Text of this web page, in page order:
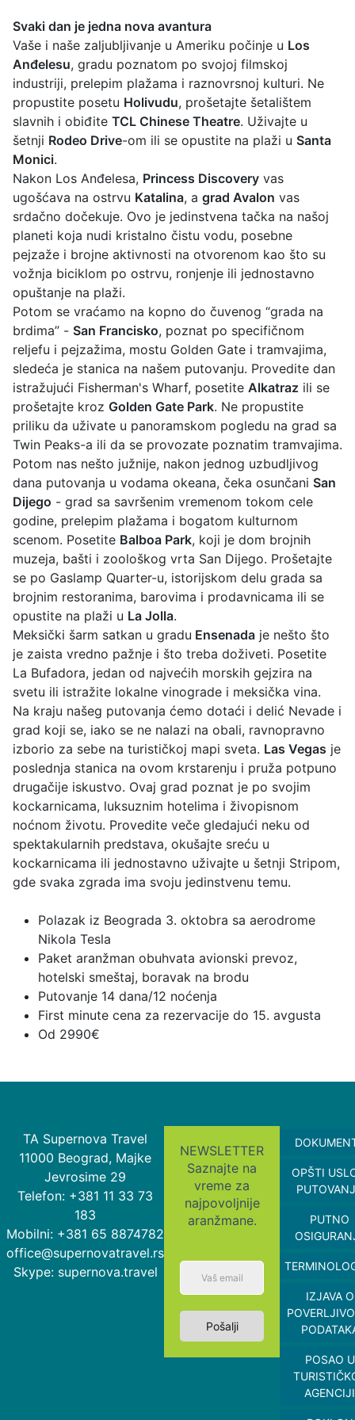
Svaki dan je jedna nova avantura
Vaše i naše zaljubljivanje u Ameriku počinje u Los
Anđelesu, gradu poznatom po svojoj filmskoj
industriji, prelepim plažama i raznovrsnoj kulturi. Ne
propustite posetu Holivudu, prošetajte šetalištem
slavnih i obiđite TCL Chinese Theatre. Uživajte u
šetnji Rodeo Drive-om ili se opustite na plaži u Santa
Monici.
Nakon Los Anđelesa, Princess Discovery vas
ugošćava na ostrvu Katalina, a grad Avalon vas
srdačno dočekuje. Ovo je jedinstvena tačka na našoj
planeti koja nudi kristalno čistu vodu, posebne
pejzaže i brojne aktivnosti na otvorenom kao što su
vožnja biciklom po ostrvu, ronjenje ili jednostavno
opuštanje na plaži.
Potom se vraćamo na kopno do čuvenog “grada na
brdima” - San Francisko, poznat po specifičnom
reljefu i pejzažima, mostu Golden Gate i tramvajima,
sledeća je stanica na našem putovanju. Provedite dan
istražujući Fisherman's Wharf, posetite Alkatraz ili se
prošetajte kroz Golden Gate Park. Ne propustite
priliku da uživate u panoramskom pogledu na grad sa
Twin Peaks-a ili da se provozate poznatim tramvajima.
Potom nas nešto južnije, nakon jednog uzbudljivog
dana putovanja u vodama okeana, čeka osunčani San
Dijego - grad sa savršenim vremenom tokom cele
godine, prelepim plažama i bogatom kulturnom
scenom. Posetite Balboa Park, koji je dom brojnih
muzeja, bašti i zoološkog vrta San Dijego. Prošetajte
se po Gaslamp Quarter-u, istorijskom delu grada sa
brojnim restoranima, barovima i prodavnicama ili se
opustite na plaži u La Jolla.
Meksički šarm satkan u gradu Ensenada je nešto što
je zaista vredno pažnje i što treba doživeti. Posetite
La Bufadora, jedan od najvećih morskih gejzira na
svetu ili istražite lokalne vinograde i meksička vina.
Na kraju našeg putovanja ćemo dotaći i delić Nevade i
grad koji se, iako se ne nalazi na obali, ravnopravno
izborio za sebe na turističkoj mapi sveta. Las Vegas je
poslednja stanica na ovom krstarenju i pruža potpuno
drugačije iskustvo. Ovaj grad poznat je po svojim
kockarnicama, luksuznim hotelima i živopisnom
noćnom životu. Provedite veče gledajući neku od
spektakularnih predstava, okušajte sreću u
kockarnicama ili jednostavno uživajte u šetnji Stripom,
gde svaka zgrada ima svoju jedinstvenu temu.
Polazak iz Beograda 3. oktobra sa aerodrome
Nikola Tesla
Paket aranžman obuhvata avionski prevoz,
hotelski smeštaj, boravak na brodu
Putovanje 14 dana/12 noćenja
First minute cena za rezervacije do 15. avgusta
Od 2990€
TA Supernova Travel
11000 Beograd, Majke
Jevrosime 29
Telefon: +381 11 33 73
183
Mobilni: +381 65 8874782
office@supernovatravel.rs
Skype: supernova.travel
NEWSLETTER
Saznajte na
vreme za
najpovoljnije
aranžmane.
Pošalji
OPŠTI
PUTNO
IZJAVA O
POSAO U
AGENCIJI